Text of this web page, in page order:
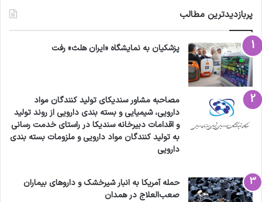
پربازدیدترین مطالب
پزشکیان به نمایشگاه «ایران هلث» رفت
مصاحبه مشاور سندیکای تولید کنندگان مواد
دارویی، شیمیایی و بسته بندی دارویی از روند تولید
و اقدامات دبیرخانه سندیکا در راستای خدمت رسانی
به تولید کنندگان مواد دارویی و ملزومات بسته بندی
دارویی
حمله آمریکا به انبار شیرخشک و داروهای بیماران
صعب‌العلاج در همدان